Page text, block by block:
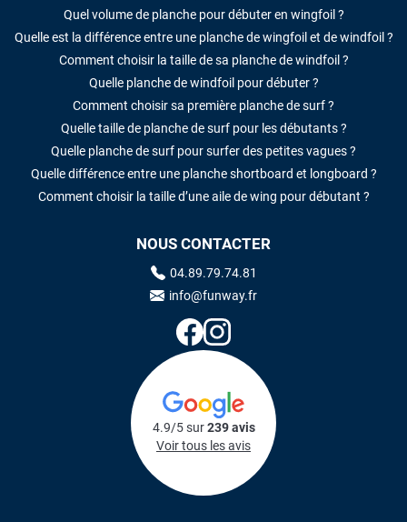
Quel volume de planche pour débuter en wingfoil ?
Quelle est la différence entre une planche de wingfoil et de windfoil ?
Comment choisir la taille de sa planche de windfoil ?
Quelle planche de windfoil pour débuter ?
Comment choisir sa première planche de surf ?
Quelle taille de planche de surf pour les débutants ?
Quelle planche de surf pour surfer des petites vagues ?
Quelle différence entre une planche shortboard et longboard ?
Comment choisir la taille d’une aile de wing pour débutant ?
NOUS CONTACTER
04.89.79.74.81
info@funway.fr
4.9/5 sur239 avis
Voir tous les avis